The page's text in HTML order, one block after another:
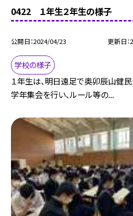
0422 １年生２年生の様子
公開日 2024/04/23 更新日
学校の様子
１年生は、明日遠足で奥卯辰山健
学年集会を行い、ルール等の...